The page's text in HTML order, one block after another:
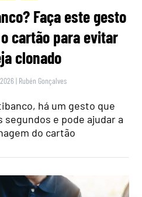
Faça este gesto
cartão para evitar
clonado
| Rubén Gonçalves
há um gesto que
segundos e pode ajudar a
do cartão